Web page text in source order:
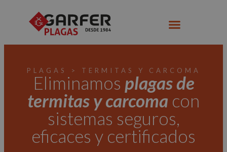
PLAGAS > TERMITAS Y CARCOMA
Eliminamos plagas de
termitas y carcoma con
sistemas seguros,
eficaces y certificados